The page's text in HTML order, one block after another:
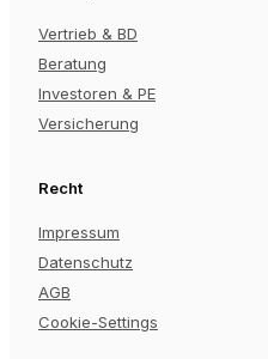
Vertrieb & BD
Beratung
Investoren & PE
Versicherung
Recht
Impressum
Datenschutz
AGB
Cookie-Settings